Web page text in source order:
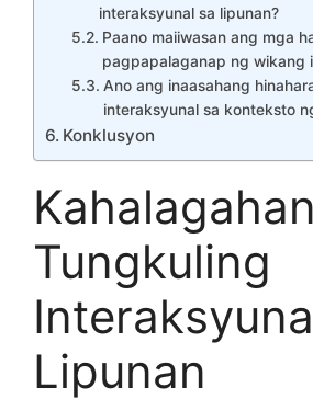
interaksyunal sa lipunan?
Paano maiiwasan ang mga
pagpapalaganap ng wikang
Ano ang inaasahang
interaksyunal sa konteksto
Konklusyon
Tungkuling
Lipunan